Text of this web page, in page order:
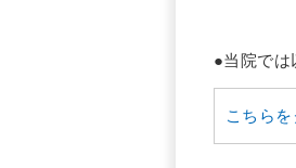
●当院では
こちら